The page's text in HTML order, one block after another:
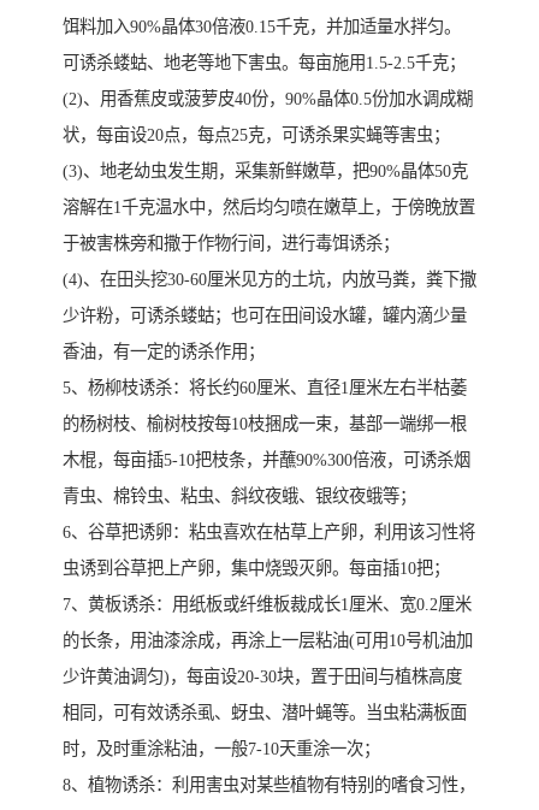
饵料加入90%晶体30倍液0.15千克，并加适量水拌匀。
可诱杀蝼蛄、地老等地下害虫。每亩施用1.5-2.5千克；
(2)、用香蕉皮或菠萝皮40份，90%晶体0.5份加水调成糊
状，每亩设20点，每点25克，可诱杀果实蝇等害虫；
(3)、地老幼虫发生期，采集新鲜嫩草，把90%晶体50克
溶解在1千克温水中，然后均匀喷在嫩草上，于傍晚放置
于被害株旁和撒于作物行间，进行毒饵诱杀；
(4)、在田头挖30-60厘米见方的土坑，内放马粪，粪下撒
少许粉，可诱杀蝼蛄；也可在田间设水罐，罐内滴少量
香油，有一定的诱杀作用；
5、杨柳枝诱杀：将长约60厘米、直径1厘米左右半枯萎
的杨树枝、榆树枝按每10枝捆成一束，基部一端绑一根
木棍，每亩插5-10把枝条，并蘸90%300倍液，可诱杀烟
青虫、棉铃虫、粘虫、斜纹夜蛾、银纹夜蛾等；
6、谷草把诱卵：粘虫喜欢在枯草上产卵，利用该习性将
虫诱到谷草把上产卵，集中烧毁灭卵。每亩插10把；
7、黄板诱杀：用纸板或纤维板裁成长1厘米、宽0.2厘米
的长条，用油漆涂成，再涂上一层粘油(可用10号机油加
少许黄油调匀)，每亩设20-30块，置于田间与植株高度
相同，可有效诱杀虱、蚜虫、潜叶蝇等。当虫粘满板面
时，及时重涂粘油，一般7-10天重涂一次；
8、植物诱杀：利用害虫对某些植物有特别的嗜食习性，